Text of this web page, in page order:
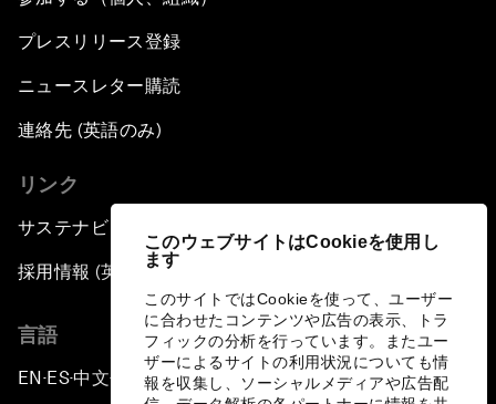
このウェブサイトはCookieを使用し
ます
このサイトではCookieを使って、ユーザー
に合わせたコンテンツや広告の表示、トラ
フィックの分析を行っています。またユー
ザーによるサイトの利用状況についても情
報を収集し、ソーシャルメディアや広告配
プレスリリース登録
ニュースレター購読
連絡先 (英語のみ)
リンク
サステナビリティへの取り組み
採用情報 (英語のみ)
言語
EN ▪ES▪中文▪ 日本語